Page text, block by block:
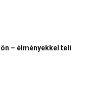
– élményekkel teli